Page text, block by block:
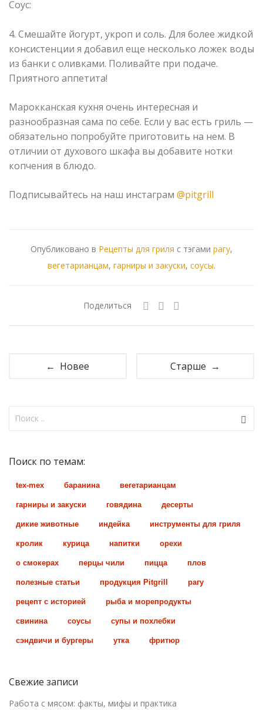
Соус:
4. Смешайте йогурт, укроп и соль. Для более жидкой
консистенции я добавил еще несколько ложек воды
из банки с оливками. Поливайте при подаче.
Приятного аппетита!
Марокканская кухня очень интересная и
разнообразная сама по себе. Если у вас есть гриль —
обязательно попробуйте приготовить на нем. В
отличии от духового шкафа вы добавите нотки
копчения в блюдо.
Подписывайтесь на наш инстаграм @pitgrill
Опубликовано в Рецепты для гриля с тэгами рагу,
вегетарианцам, гарниры и закуски, соусы.
Поделиться
← Новее Старше →
Поиск по темам:
tex-mex баранина вегетарианцам
гарниры и закуски говядина десерты
дикие животные индейка инструменты для гриля
кролик курица напитки орехи
о смокерах перцы чили пицца плов
полезные статьи продукция Pitgrill рагу
рецепт с историей рыба и морепродукты
свинина соусы супы и похлебки
сэндвичи и бургеры утка фритюр
Свежие записи
Работа с мясом: факты, мифы и практика